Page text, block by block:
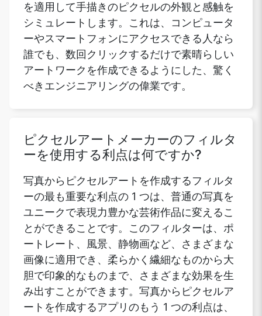
を適用して手描きのピクセルの外観と感触を
シミュレートします。これは、コンピュータ
ーやスマートフォンにアクセスできる人なら
誰でも、数回クリックするだけで素晴らしい
アートワークを作成できるようにした、驚く
べきエンジニアリングの偉業です。
ピクセルアートメーカーのフィルタ
ーを使用する利点は何ですか?
写真からピクセルアートを作成するフィルタ
ーの最も重要な利点の 1 つは、普通の写真を
ユニークで表現力豊かな芸術作品に変えるこ
とができることです。このフィルターは、ポ
ートレート、風景、静物画など、さまざまな
画像に適用でき、柔らかく繊細なものから大
胆で印象的なものまで、さまざまな効果を生
み出すことができます。写真からピクセルア
ートを作成するアプリのもう 1 つの利点は、